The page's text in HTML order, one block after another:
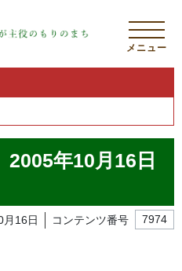
メニュー
年10月16日
月16日 コンテンツ番号 7974